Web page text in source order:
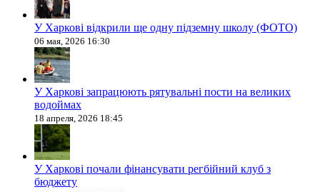
У Харкові відкрили ще одну підземну школу (ФОТО)
06 мая, 2026 16:30
У Харкові запрацюють рятувальні пости на великих
водоймах
18 апреля, 2026 18:45
У Харкові почали фінансувати регбійний клуб з
бюджету